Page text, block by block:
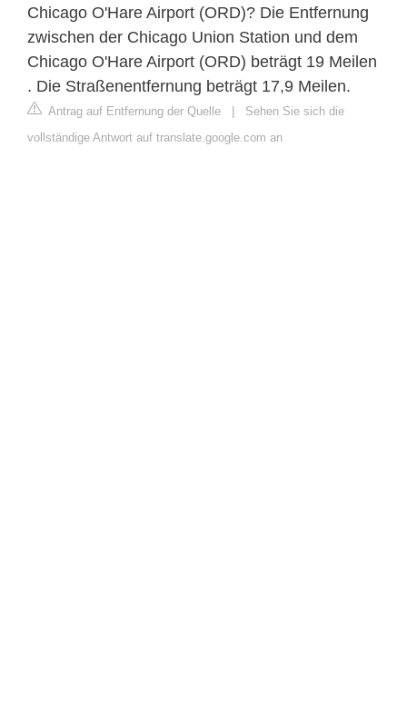
Chicago O'Hare Airport (ORD)? Die Entfernung
zwischen der Chicago Union Station und dem
Chicago O'Hare Airport (ORD) beträgt 19 Meilen
. Die Straßenentfernung beträgt 17,9 Meilen.
Antrag auf Entfernung der Quelle | Sehen Sie sich die
vollständige Antwort auf translate.google.com an